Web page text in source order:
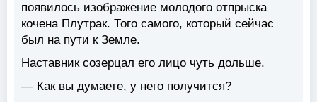
появилось изображение молодого отпрыска
кочена Плутрак. Того самого, который сейчас
был на пути к Земле.
Наставник созерцал его лицо чуть дольше.
— Как вы думаете, у него получится?